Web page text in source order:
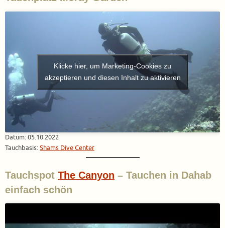
Klicke hier, um Marketing-Cookies zu
akzeptieren und diesen Inhalt zu aktivieren
Datum: 05.10.2022
Tauchbasis:Shams Dive Center
Tauchspot The Canyon – Tauchen in Dahab
einfach schön